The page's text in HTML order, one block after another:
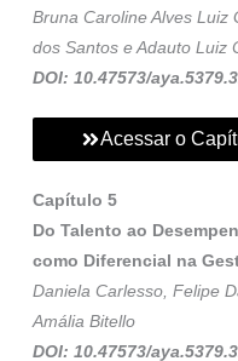
Bruna Caroline Alves Luiz
dos Santos e Adauto Luiz
DOI: 10.47573/
Acessar o
Capítulo 5
Do Talento ao
como Diferencial na
Daniela Carlesso, Felipe
Amália Bitello
DOI: 10.47573/